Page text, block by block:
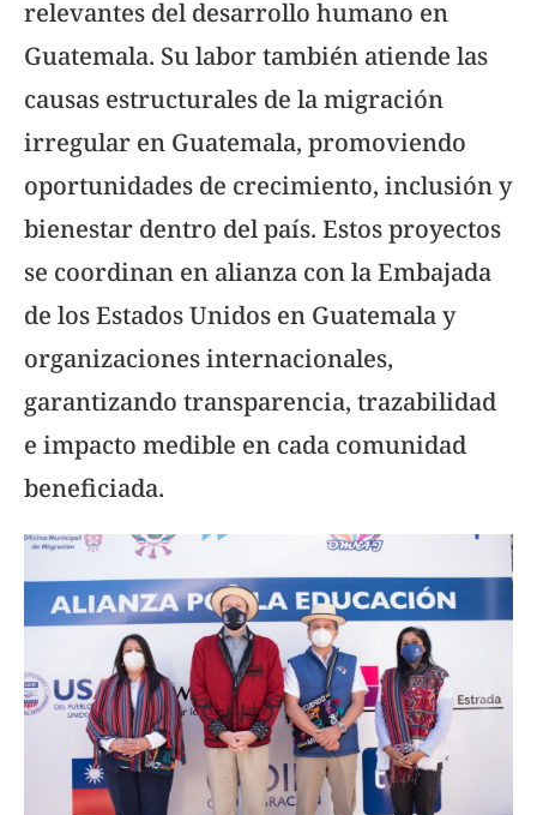
relevantes del desarrollo humano en
Guatemala. Su labor también atiende las
causas estructurales de la migración
irregular en Guatemala, promoviendo
oportunidades de crecimiento, inclusión y
bienestar dentro del país. Estos proyectos
se coordinan en alianza con la Embajada
de los Estados Unidos en Guatemala y
organizaciones internacionales,
garantizando transparencia, trazabilidad
e impacto medible en cada comunidad
beneficiada.